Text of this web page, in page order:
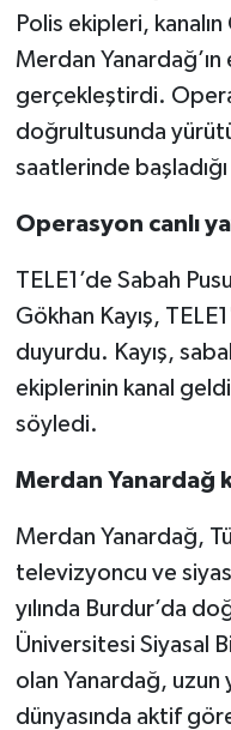
Polis ekipleri,
Merdan
gerçekleştirdi.
doğrultusunda
saatlerinde
Operasyon canlı
TELE1’de Sabah
Gökhan Kayış,
duyurdu. Kayış,
ekiplerinin kanal
söyledi.
Merdan Yanardağ
Merdan Yanardağ,
televizyoncu ve
yılında Burdur’da
Üniversitesi Siyasal
olan Yanardağ, uzun
dünyasında aktif